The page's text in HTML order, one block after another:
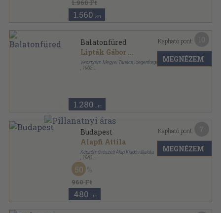
1.960 Ft
1.560 ,-Ft
Balatonfüred
Lipták Gábor ...
Veszprém Megyei Tanács Idegenforgalmi Hivatala
1962
1.280 ,-Ft
Kapható pont:
MEGNÉZEM
Budapest
Alapfi Attila
Képzőművészeti Alap Kiadóvállalata
1963
Fűzött kemény papírkötés
960 Ft
50
480 ,-Ft
Kapható pont:
MEGNÉZEM